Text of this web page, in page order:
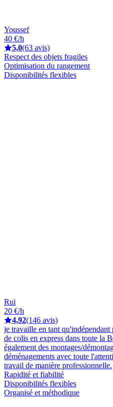
Youssef
40 €/h
5,0(63 avis)
Respect des objets fragiles
Optimisation du rangement
Disponibilités flexibles
Rui
20 €/h
4,92(146 avis)
je travaille en tant
de colis en express dans toute la
également des montages/
déménagements avec toute
travail de manière professionnelle.
Rapidité et fiabilité
Disponibilités flexibles
Organisé et méthodique